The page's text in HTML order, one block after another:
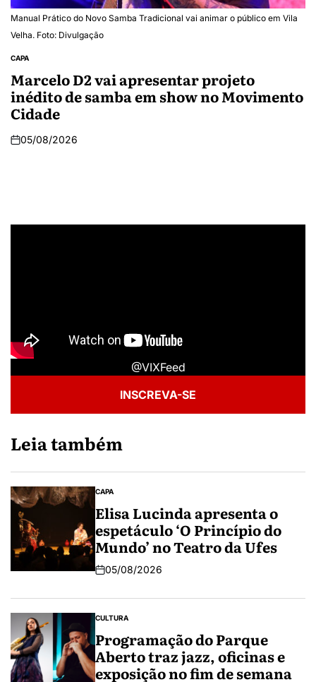
Manual Prático do Novo Samba Tradicional vai animar o público em Vila
Velha. Foto: Divulgação
CAPA
Marcelo D2 vai apresentar projeto
inédito de samba em show no Movimento
Cidade
05/08/2026
@VIXFeed
INSCREVA-SE
Leia também
CAPA
Elisa Lucinda apresenta o
espetáculo ‘O Princípio do
Mundo’ no Teatro da Ufes
05/08/2026
CULTURA
Programação do Parque
Aberto traz jazz, oficinas e
exposição no fim de semana